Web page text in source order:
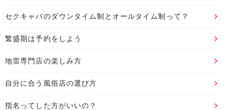
セクキャバのダウンタイム制とオールタイム制って？
繁盛期は予約をしよう
地雷専門店の楽しみ方
自分に合う風俗店の選び方
指名ってした方がいいの？